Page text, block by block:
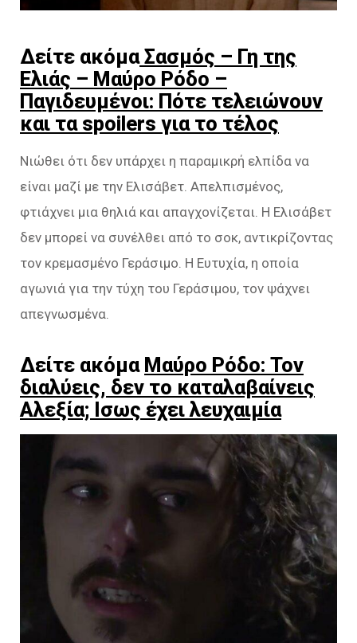
Δείτε ακόμαΣασμός – Γη της
Ελιάς – Μαύρο Ρόδο –
Παγιδευμένοι: Πότε τελειώνουν
και τα spoilers για το τέλος
Νιώθει ότι δεν υπάρχει η παραμικρή ελπίδα να
είναι μαζί με την Ελισάβετ. Απελπισμένος,
φτιάχνει μια θηλιά και απαγχονίζεται. Η Ελισάβετ
δεν μπορεί να συνέλθει από το σοκ, αντικρίζοντας
τον κρεμασμένο Γεράσιμο. Η Ευτυχία, η οποία
αγωνιά για την τύχη του Γεράσιμου, τον ψάχνει
απεγνωσμένα.
Δείτε ακόμα Μαύρο Ρόδο: Τον
διαλύεις, δεν το καταλαβαίνεις
Αλεξία; Ισως έχει λευχαιμία